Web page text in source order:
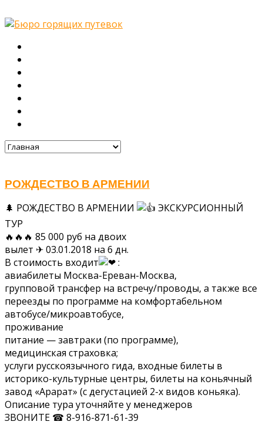
РОЖДЕСТВО В АРМЕНИИ
🌲 РОЖДЕСТВО В АРМЕНИИ
ЭКСКУРСИОННЫЙ
ТУР
🔥🔥🔥 85 000 руб на двоих
вылет ✈ 03.01.2018 на 6 дн.
В стоимость входит
:
авиабилеты Москва-Ереван-Москва,
групповой трансфер на встречу/проводы, а также все
переезды по программе на комфортабельном
автобусе/микроавтобусе,
проживание
питание — завтраки (по программе),
медицинская страховка;
услуги русскоязычного гида, входные билеты в
историко-культурные центры, билеты на коньячный
завод «Арарат» (с дегустацией 2-х видов коньяка).
Описание тура уточняйте у менеджеров
ЗВОНИТЕ ☎ 8-916-871-61-39